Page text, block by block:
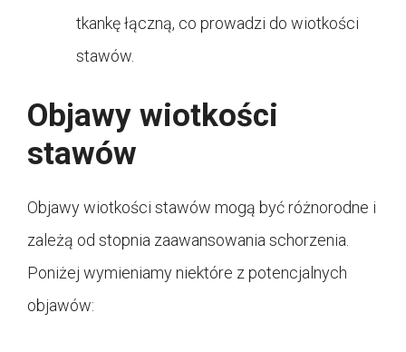
tkankę łączną, co prowadzi do wiotkości
stawów.
Objawy wiotkości
stawów
Objawy wiotkości stawów mogą być różnorodne i
zależą od stopnia zaawansowania schorzenia.
Poniżej wymieniamy niektóre z potencjalnych
objawów: